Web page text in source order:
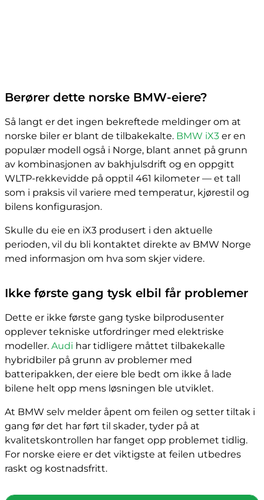
Berører dette norske BMW-eiere?
Så langt er det ingen bekreftede meldinger om at
norske biler er blant de tilbakekalte. BMW iX3 er en
populær modell også i Norge, blant annet på grunn
av kombinasjonen av bakhjulsdrift og en oppgitt
WLTP-rekkevidde på opptil 461 kilometer — et tall
som i praksis vil variere med temperatur, kjørestil og
bilens konfigurasjon.
Skulle du eie en iX3 produsert i den aktuelle
perioden, vil du bli kontaktet direkte av BMW Norge
med informasjon om hva som skjer videre.
Ikke første gang tysk elbil får problemer
Dette er ikke første gang tyske bilprodusenter
opplever tekniske utfordringer med elektriske
modeller. Audi har tidligere måttet tilbakekalle
hybridbiler på grunn av problemer med
batteripakken, der eiere ble bedt om ikke å lade
bilene helt opp mens løsningen ble utviklet.
At BMW selv melder åpent om feilen og setter tiltak i
gang før det har ført til skader, tyder på at
kvalitetskontrollen har fanget opp problemet tidlig.
For norske eiere er det viktigste at feilen utbedres
raskt og kostnadsfritt.